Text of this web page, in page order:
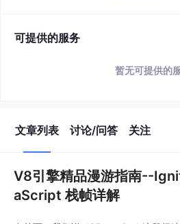
可提供的服务
暂无可提供的
文章列表 讨论/问答 关注
V8引擎精品漫游指南--
aScript 栈帧详解